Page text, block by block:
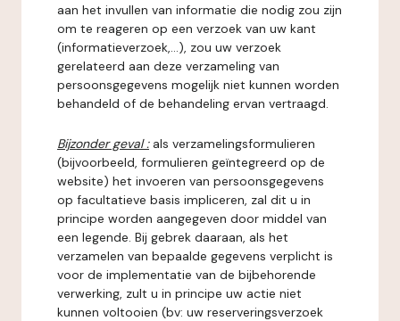
aan het invullen van informatie die nodig zou zijn
om te reageren op een verzoek van uw kant
(informatieverzoek,...), zou uw verzoek
gerelateerd aan deze verzameling van
persoonsgegevens mogelijk niet kunnen worden
behandeld of de behandeling ervan vertraagd.
Bijzonder geval : als verzamelingsformulieren
(bijvoorbeeld, formulieren geïntegreerd op de
website) het invoeren van persoonsgegevens
op facultatieve basis impliceren, zal dit u in
principe worden aangegeven door middel van
een legende. Bij gebrek daaraan, als het
verzamelen van bepaalde gegevens verplicht is
voor de implementatie van de bijbehorende
verwerking, zult u in principe uw actie niet
kunnen voltooien (bv: uw reserveringsverzoek